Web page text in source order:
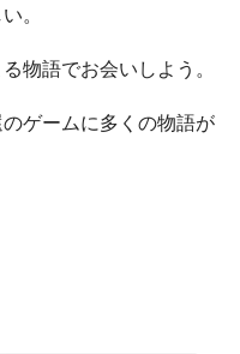
。
物語でお会いしよう。
ゲームに多くの物語が